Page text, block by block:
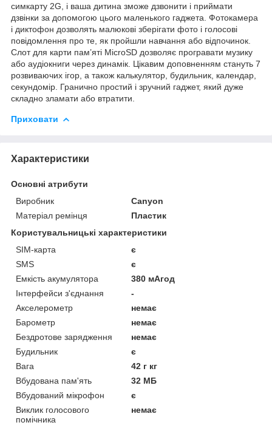
симкарту 2G, і ваша дитина зможе дзвонити і приймати
дзвінки за допомогою цього маленького гаджета. Фотокамера
і диктофон дозволять малюкові зберігати фото і голосові
повідомлення про те, як пройшли навчання або відпочинок.
Слот для карти пам’яті MicroSD дозволяє програвати музику
або аудіокниги через динамік. Цікавим доповненням стануть 7
розвиваючих ігор, а також калькулятор, будильник, календар,
секундомір. Гранично простий і зручний гаджет, який дуже
складно зламати або втратити.
Приховати
Характеристики
Основні атрибути
Виробник
Canyon
Матеріал ремінця
Пластик
Користувальницькі характеристики
SIM-карта
є
SMS
є
Емкість акумулятора
380 мАгод
Інтерфейси з'єднання
-
Акселерометр
немає
Барометр
немає
Бездротове зарядження
немає
Будильник
є
Вага
42 г кг
Вбудована пам'ять
32 МБ
Вбудований мікрофон
є
Виклик голосового
помічника
немає